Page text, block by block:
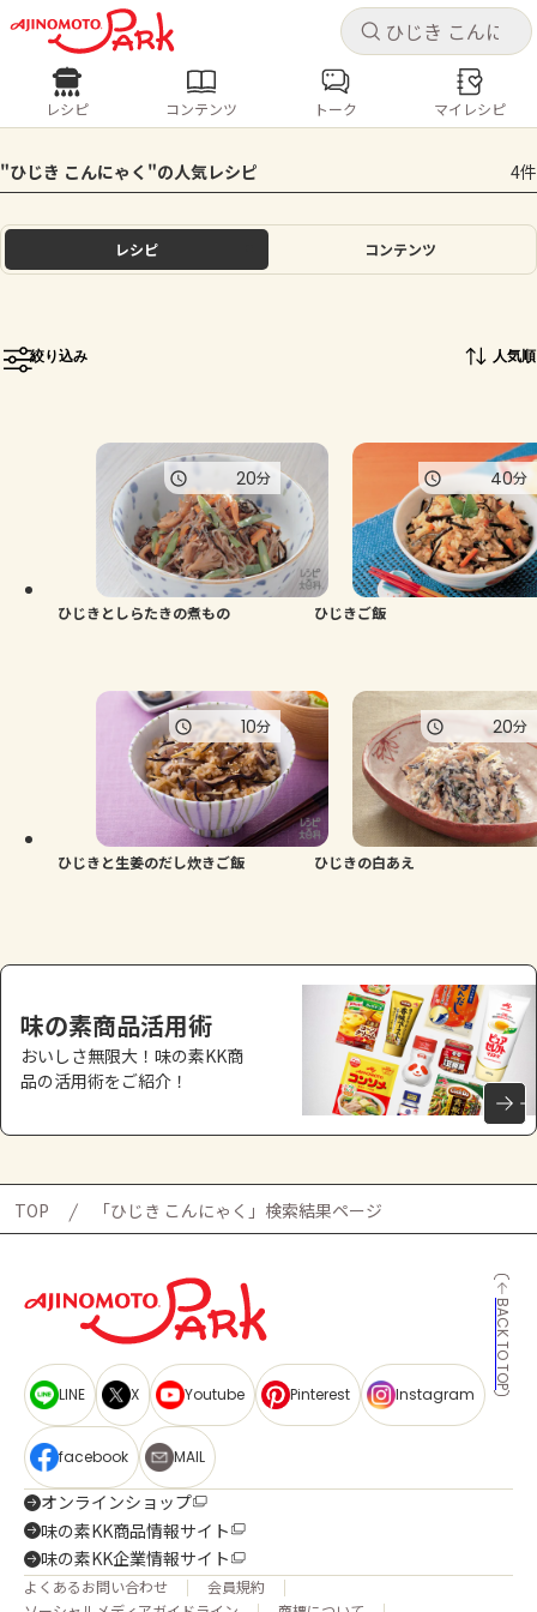
キャ
ログインするとレシピを保存できます
ログイン
ホーム
トーク
よくあるお問い合わせ
お買い物
キャ
レシピ コンテンツ
人気の食材・レシピ
きゅうり なす トマト とうもろこし
ピーマン
レシピ コンテンツ トーク マイレシピ
"ひじき こんにゃく"の人気レシピ 4件
レシピ コンテンツ
絞り込み 人気順
ひじきとしらたきの煮もの
20分
ひじきご飯
40分
ひじきと生姜のだし炊きご飯
10分
ひじきの白あえ
20分
味の素商品活用術
おいしさ無限大！味の素KK商
品の活用術をご紹介！
TOP 「ひじき こんにゃく」検索結果ページ
BACK TO TOP
LINE X Youtube Pinterest Instagram
facebook MAIL
オンラインショップ
味の素KK商品情報サイト
味の素KK企業情報サイト
よくあるお問い合わせ
会員規約